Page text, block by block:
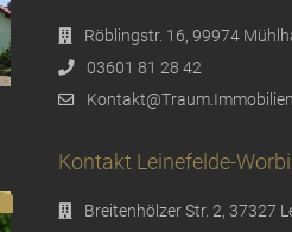
Röblingstr. 16, 99974
03601 81 28 42
Kontakt@Traum.Immobilien
Kontakt Leinefelde-
Breitenhölzer Str. 2, 37327